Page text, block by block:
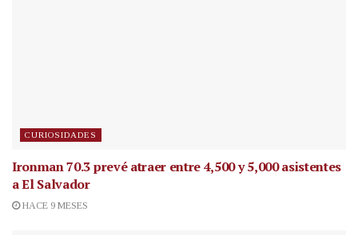
CURIOSIDADES
Ironman 70.3 prevé atraer entre 4,500 y 5,000 asistentes
a El Salvador
HACE 9 MESES